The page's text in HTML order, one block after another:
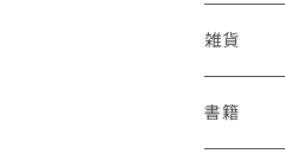
Helix
はらぺこ
ALASKA
色鉛筆、ク
封筒、ポチ
ハサミ、カ
修正液、修
ファイル、
スクラップ
伝票、領収
メモカード
雑貨
ペンケース
書籍